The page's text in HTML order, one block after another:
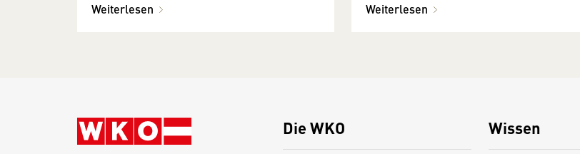
Weiterlesen Weiterlesen
Die WKO Wissen